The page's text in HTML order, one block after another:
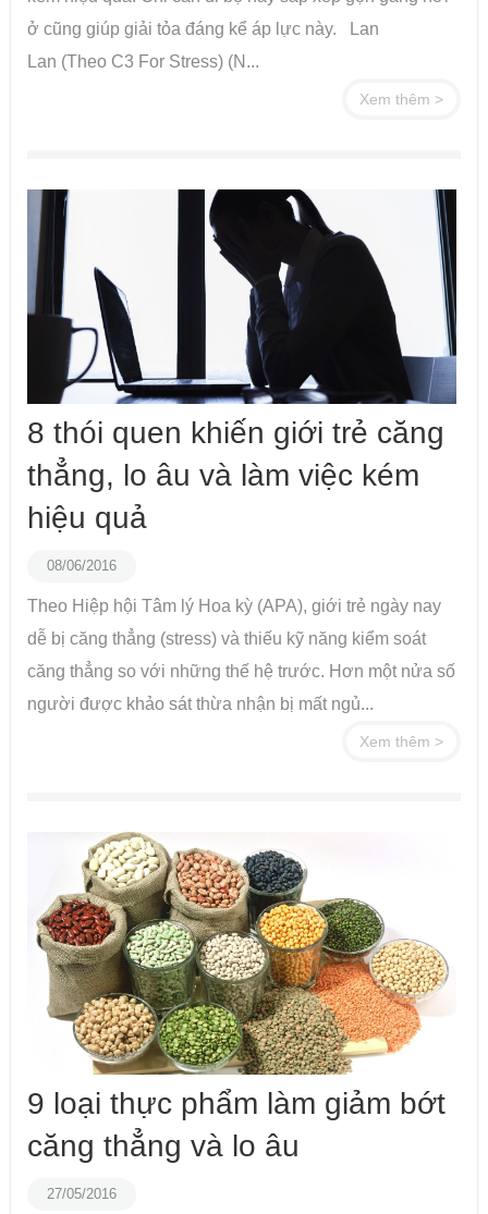
ở cũng giúp giải tỏa đáng kể áp lực này. Lan
Lan (Theo C3 For Stress) (N...
Xem thêm >
8 thói quen khiến giới trẻ căng
thẳng, lo âu và làm việc kém
hiệu quả
08/06/2016
Theo Hiệp hội Tâm lý Hoa kỳ (APA), giới trẻ ngày nay
dễ bị căng thẳng (stress) và thiếu kỹ năng kiểm soát
căng thẳng so với những thế hệ trước. Hơn một nửa số
người được khảo sát thừa nhận bị mất ngủ...
Xem thêm >
9 loại thực phẩm làm giảm bớt
căng thẳng và lo âu
27/05/2016